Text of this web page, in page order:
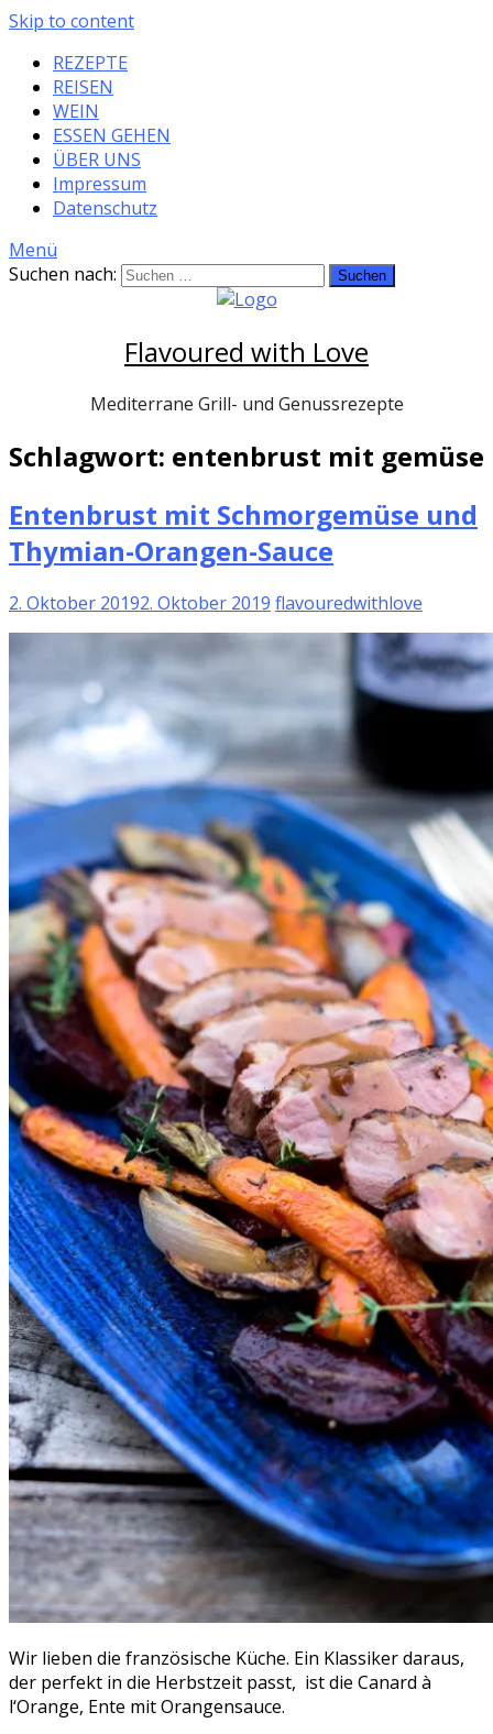
Skip to content
REZEPTE
REISEN
WEIN
ESSEN GEHEN
ÜBER UNS
Impressum
Datenschutz
Menü
Suchen nach:
Flavoured with Love
Mediterrane Grill- und Genussrezepte
Schlagwort: entenbrust mit gemüse
Entenbrust mit Schmorgemüse und
Thymian-Orangen-Sauce
2. Oktober 20192. Oktober 2019 flavouredwithlove
Wir lieben die französische Küche. Ein Klassiker daraus,
der perfekt in die Herbstzeit passt, ist die Canard à
l‘Orange, Ente mit Orangensauce.